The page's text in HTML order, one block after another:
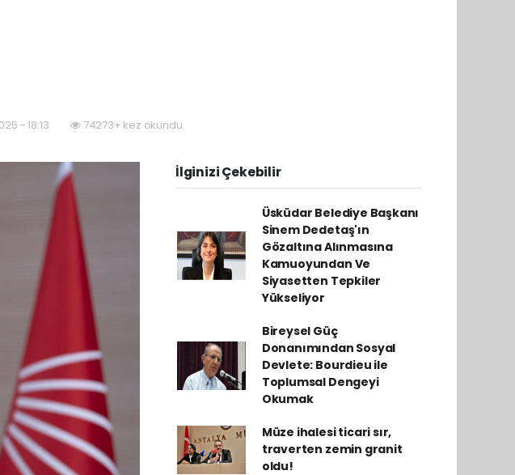
- 18:13 74273+ kez okundu.
İlginizi Çekebilir
Üsküdar Belediye Başkanı
Sinem Dedetaş'ın
Gözaltına Alınmasına
Kamuoyundan Ve
Siyasetten Tepkiler
Yükseliyor
Bireysel Güç
Donanımından Sosyal
Devlete: Bourdieu ile
Toplumsal Dengeyi
Okumak
Müze ihalesi ticari sır,
traverten zemin granit
oldu!